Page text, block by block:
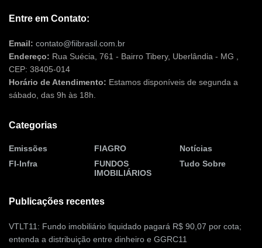
Entre em Contato:
Email: contato@fiibrasil.com.br
Endereço: Rua Suécia, 761 - Bairro Tibery, Uberlândia - MG ,
CEP: 38405-014
Horário de Atendimento: Estamos disponíveis de segunda a
sábado, das 9h às 18h.
Categorias
Emissões
FI-Infra
FIAGRO
FUNDOS
IMOBILIÁRIOS
Notícias
Tudo Sobre
Publicações recentes
VTLT11: Fundo imobiliário liquidado pagará R$ 90,07 por cota;
entenda a distribuição entre dinheiro e GGRC11